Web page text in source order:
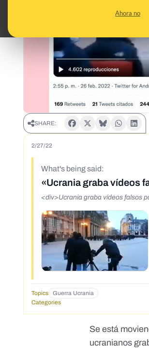
Ahora no
SHARE:
2/27/22
What's being said:
«Ucrania graba vídeos
<div>Ucrania graba vídeos falsos
Topics Guerra Ucrania
Categories
Se está
ucranianos